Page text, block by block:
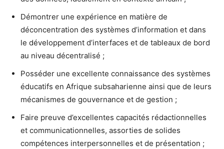
Démontrer une expérience en matière de
déconcentration des systèmes d’information et dans
le développement d’interfaces et de tableaux de bord
au niveau décentralisé ;
Posséder une excellente connaissance des systèmes
éducatifs en Afrique subsaharienne ainsi que de leurs
mécanismes de gouvernance et de gestion ;
Faire preuve d’excellentes capacités rédactionnelles
et communicationnelles, assorties de solides
compétences interpersonnelles et de présentation ;